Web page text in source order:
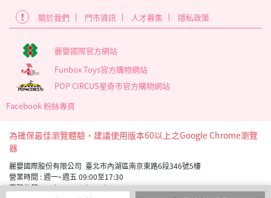
關於我們 門市資訊 人才募集 隱私政策
麗嬰國際官方網站
Funbox Toys官方購物網站
POP CIRCUS星奇市官方購物網站
Facebook 粉絲專頁
為確保最佳瀏覽體驗，建議使用版本60以上之Google Chrome瀏覽
器
麗嬰國際股份有限公司 臺北市內湖區南京東路6段346號5樓
營業時間 : 週一~週五 09:00至17:30
客服信箱 service_member@letoy.com.tw